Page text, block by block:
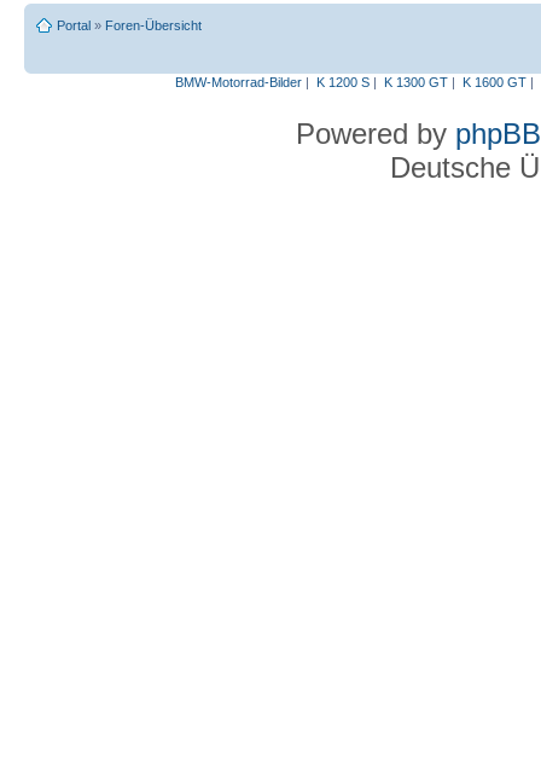
Portal » Foren-Übersicht
BMW-Motorrad-Bilder| K 1200 S| K 1300 GT| K 1600 GT|
Powered by phpBB
Deutsche